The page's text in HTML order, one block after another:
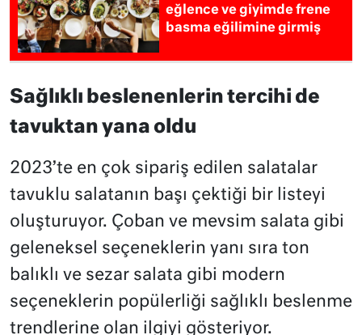
eğlence ve giyimde frene
basma eğilimine girmiş
Sağlıklı beslenenlerin tercihi de
tavuktan yana oldu
2023’te en çok sipariş edilen salatalar
tavuklu salatanın başı çektiği bir listeyi
oluşturuyor. Çoban ve mevsim salata gibi
geleneksel seçeneklerin yanı sıra ton
balıklı ve sezar salata gibi modern
seçeneklerin popülerliği sağlıklı beslenme
trendlerine olan ilgiyi gösteriyor.